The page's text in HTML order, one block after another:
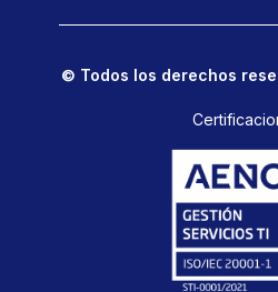
© Todos los derechos